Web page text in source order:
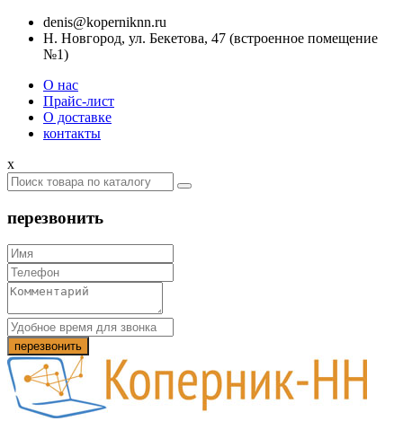
denis@koperniknn.ru
Н. Новгород, ул. Бекетова, 47 (встроенное помещение
№1)
О нас
Прайс-лист
О доставке
контакты
x
перезвонить